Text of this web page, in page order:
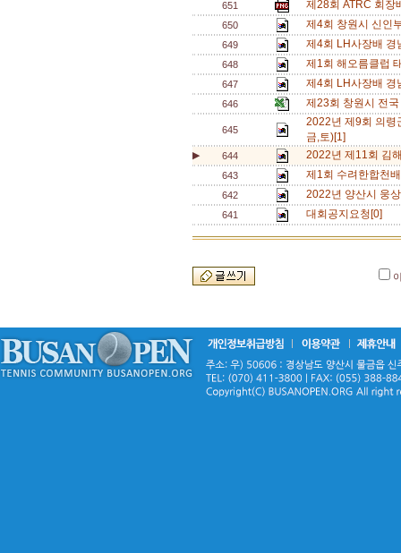
651 제28회 ATRC 회장
650 제4회 창원시 신인
649 제4회 LH사장배
648 제1회 해오름클럽
647 제4회 LH사장배
646 제23회 창원시 전
645
2022년 제9회 의령
금,토)[1]
▶ 644 2022년 제11회 김
643 제1회 수려한합천
642 2022년 양산시 웅
641 대회공지요청[0]